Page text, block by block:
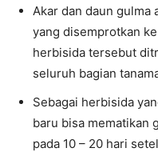
Akar dan daun gulma
yang disemprotkan
herbisida tersebut
seluruh bagian
Sebagai herbisida
baru bisa mematikan
pada 10 – 20 hari